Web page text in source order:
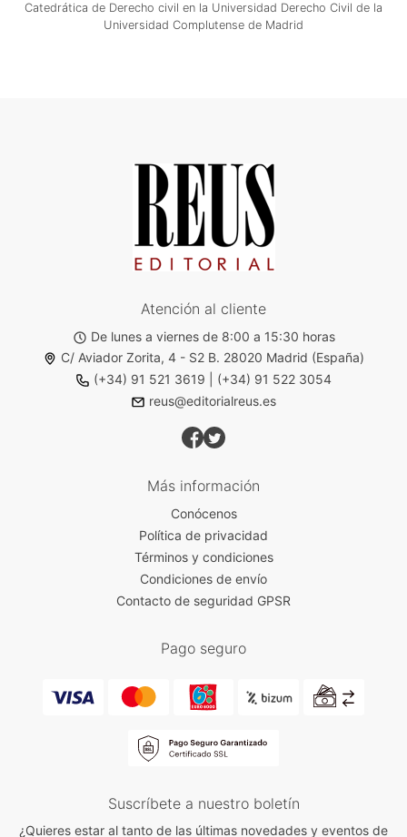
Catedrática de Derecho civil en la Universidad Derecho Civil de la
Universidad Complutense de Madrid
Atención al cliente
De lunes a viernes de 8:00 a 15:30 horas
C/ Aviador Zorita, 4 - S2 B. 28020 Madrid (España)
(+34) 91 521 3619
(+34) 91 522 3054
reus@editorialreus.es
Más información
Conócenos
Política de privacidad
Términos y condiciones
Condiciones de envío
Contacto de seguridad GPSR
Pago seguro
Suscríbete a nuestro boletín
¿Quieres estar al tanto de las últimas novedades y eventos de